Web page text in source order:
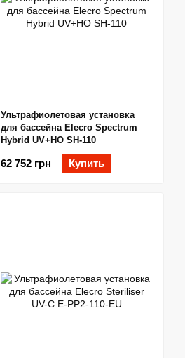
Ультрафиолетовая установка
для бассейна Elecro Spectrum
Hybrid UV+HO SH-110
62 752 грн Купить